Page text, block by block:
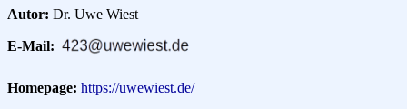
Autor: Dr. Uwe Wiest
E-Mail:
Homepage: https://uwewiest.de/